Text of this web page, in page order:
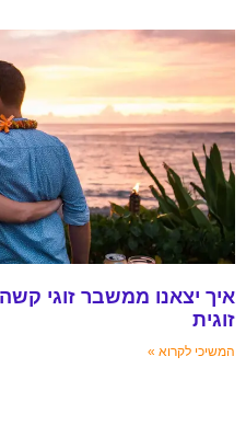
איך יצאנו ממשבר זוגי
זוגית
המשיכי לקרוא »